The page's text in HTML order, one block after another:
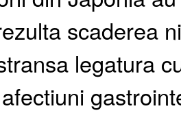
scaderea
legatura